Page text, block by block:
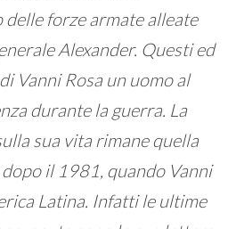
delle forze armate alleate
Alexander. Questi ed
Vanni Rosa un uomo al
durante la guerra. La
sua vita rimane quella
il 1981, quando Vanni
Latina. Infatti le ultime